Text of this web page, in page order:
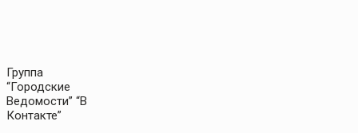
Группа
“Городские
Ведомости” “В
Контакте”